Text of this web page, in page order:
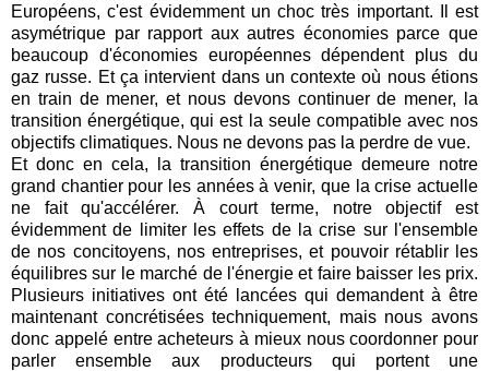
Européens, c'est évidemment un choc très important. Il est
asymétrique par rapport aux autres économies parce que
beaucoup d'économies européennes dépendent plus du
gaz russe. Et ça intervient dans un contexte où nous étions
en train de mener, et nous devons continuer de mener, la
transition énergétique, qui est la seule compatible avec nos
objectifs climatiques. Nous ne devons pas la perdre de vue.
Et donc en cela, la transition énergétique demeure notre
grand chantier pour les années à venir, que la crise actuelle
ne fait qu'accélérer. À court terme, notre objectif est
évidemment de limiter les effets de la crise sur l'ensemble
de nos concitoyens, nos entreprises, et pouvoir rétablir les
équilibres sur le marché de l'énergie et faire baisser les prix.
Plusieurs initiatives ont été lancées qui demandent à être
maintenant concrétisées techniquement, mais nous avons
donc appelé entre acheteurs à mieux nous coordonner pour
parler ensemble aux producteurs qui portent une